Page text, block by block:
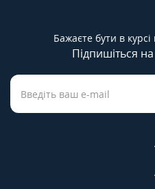
Бажаєте бути в курсі
Підпишіться